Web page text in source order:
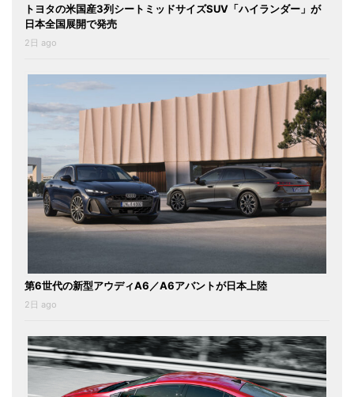
トヨタの米国産3列シートミッドサイズSUV「ハイランダー」が
日本全国展開で発売
2日 ago
第6世代の新型アウディA6／A6アバントが日本上陸
2日 ago